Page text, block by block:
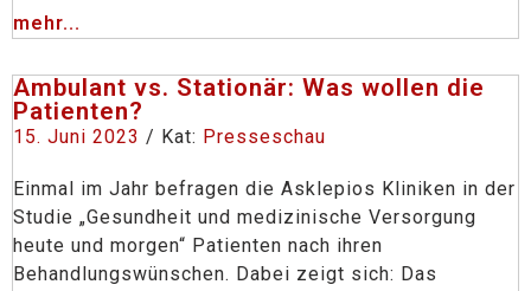
mehr...
Ambulant vs. Stationär: Was wollen die
Patienten?
15. Juni 2023 / Kat: Presseschau
Einmal im Jahr befragen die Asklepios Kliniken in der
Studie „Gesundheit und medizinische Versorgung
heute und morgen“ Patienten nach ihren
Behandlungswünschen. Dabei zeigt sich: Das